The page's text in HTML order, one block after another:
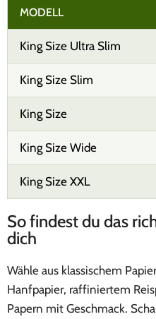
MODELL
King Size Ultra Slim
King Size Slim
King Size
King Size Wide
King Size XXL
So findest du das
dich
Wähle aus klassischem
Hanfpapier, raffiniertem
Papern mit Geschmack.